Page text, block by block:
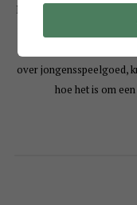
Hallo! Leuk dat je een
naam is Krystle en ben
over jongensspeelgoed,
hoe het is om